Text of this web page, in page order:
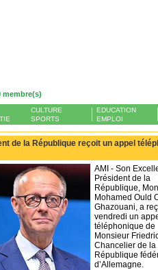
membre(s)
CULTURE
SPORTS
EDUCATION
EMPLOI
de la République reçoit un appel
AMI - Son
Président de la
République,
Mohamed Ould
Ghazouani, a
vendredi un
téléphonique de
Monsieur
Chancelier de la
République
d’Allemagne.